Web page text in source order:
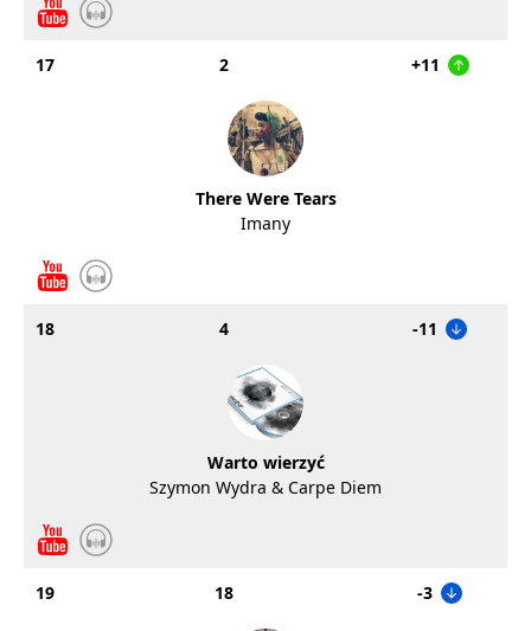
17 2 +11
There Were Tears
Imany
18 4 -11
Warto wierzyć
Szymon Wydra & Carpe Diem
19 18 -3